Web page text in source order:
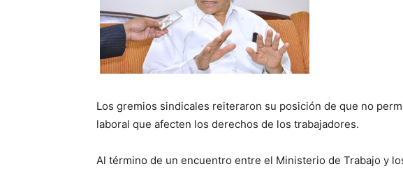
Los gremios sindicales reiteraron su posición de que no
laboral que afecten los derechos de los trabajadores.
Al término de un encuentro entre el Ministerio de Trabajo y